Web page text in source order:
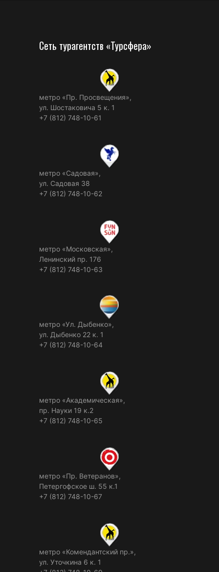
Сеть турагентств «Турсфера»
метро «Пр. Просвещения»,
ул. Шостаковича 5 к. 1
+7 (812) 748-10-61
метро «Садовая»,
ул. Садовая 38
+7 (812) 748-10-62
метро «Московская»,
Ленинский пр. 176
+7 (812) 748-10-63
метро «Ул. Дыбенко»,
ул. Дыбенко 22 к. 1
+7 (812) 748-10-64
метро «Академическая»,
пр. Науки 19 к.2
+7 (812) 748-10-65
метро «Пр. Ветеранов»,
Петергофское ш. 55 к.1
+7 (812) 748-10-67
метро «Комендантский пр.»,
ул. Уточкина 6 к. 1